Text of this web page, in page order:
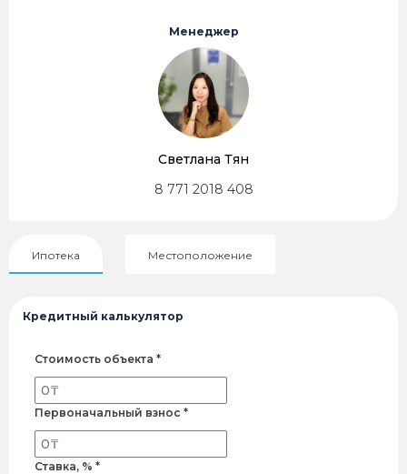
Менеджер
Светлана Тян
8 771 2018 408
Ипотека Местоположение
Кредитный калькулятор
Стоимость объекта *
Первоначальный взнос *
Ставка, % *